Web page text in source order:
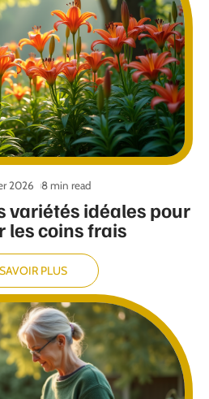
variétés idéales pour
les coins frais
2026 8 min read
PLUS